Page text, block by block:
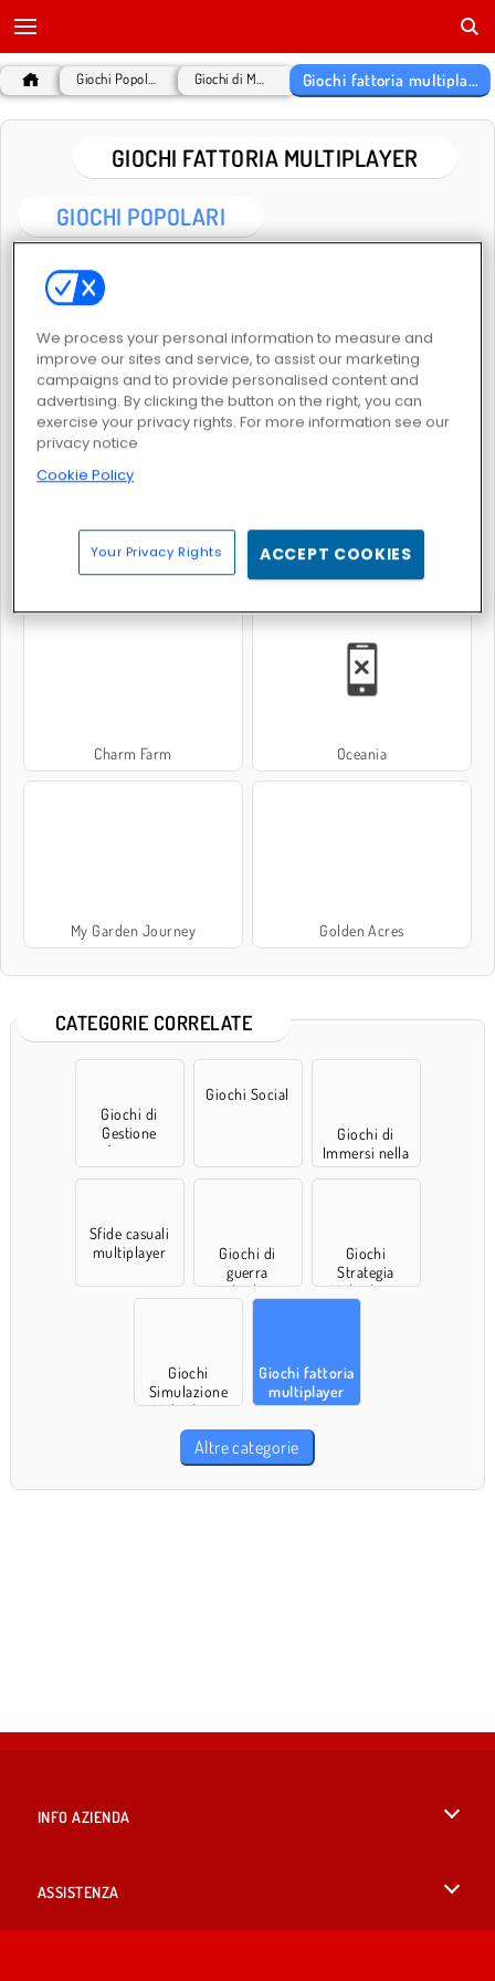
Giochi fattoria multiplayer
GIOCHI FATTORIA MULTIPLAYER
GIOCHI POPOLARI
Farm Merge Valley Harvest Honors
Goodgame Big Farm Golden Frontier
Charm Farm Oceania
My Garden Journey Golden Acres
CATEGORIE CORRELATE
Giochi di
Gestione
fattoria
Giochi Social
Giochi di
Immersi nella
natura
Sfide casuali
multiplayer
Giochi di
guerra
multiplayer
Giochi
Strategia
Multiplayer
Giochi
Simulazione
Multiplayer
Giochi fattoria
multiplayer
Altre categorie
INFO AZIENDA
ASSISTENZA
We process your personal information to measure and
improve our sites and service, to assist our marketing
campaigns and to provide personalised content and
advertising. By clicking the button on the right, you can
exercise your privacy rights. For more information see our
privacy notice
Cookie Policy
Your Privacy Rights ACCEPT COOKIES